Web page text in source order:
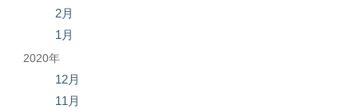
2月
1月
2020年
12月
11月